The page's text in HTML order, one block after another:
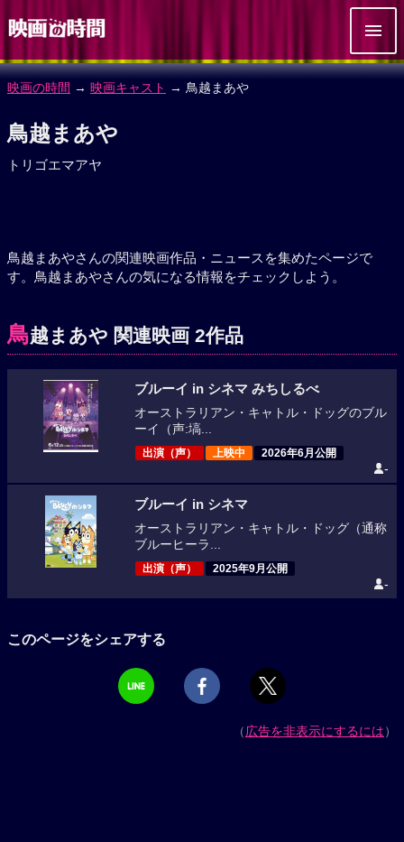
映画の時間 → 映画キャスト → 鳥越まあや
鳥越まあや
トリゴエマアヤ
鳥越まあやさんの関連映画作品・ニュースを集めたページで
す。鳥越まあやさんの気になる情報をチェックしよう。
鳥越まあや 関連映画 2作品
ブルーイ in シネマ みちしるべ
オーストラリアン・キャトル・ドッグのブル
ーイ（声:塙...
出演（声） 上映中 2026年6月公開
-
ブルーイ in シネマ
オーストラリアン・キャトル・ドッグ（通称
ブルーヒーラ...
出演（声） 2025年9月公開
-
このページをシェアする
（広告を非表示にするには）